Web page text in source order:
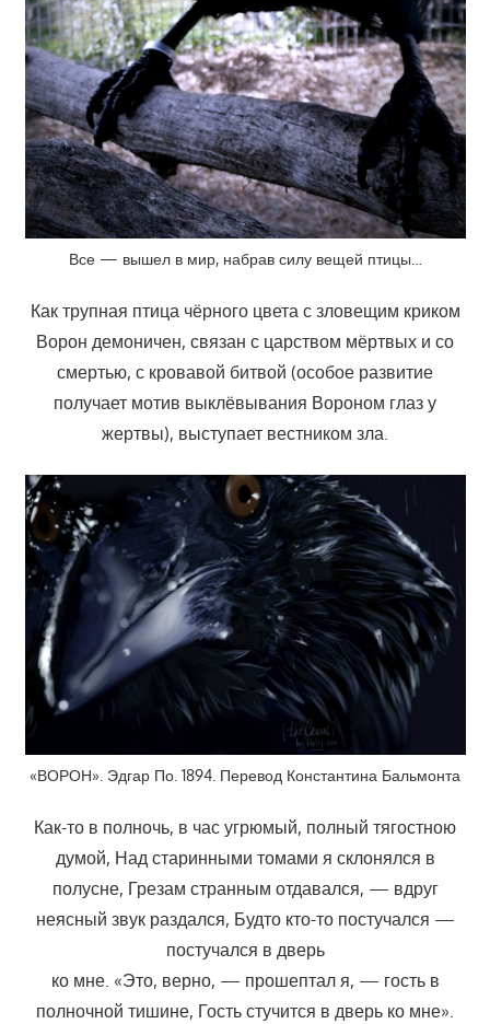
Все — вышел в мир, набрав силу вещей птицы…
Как трупная птица чёрного цвета с зловещим криком
Ворон демоничен, связан с царством мёртвых и со
смертью, с кровавой битвой (особое развитие
получает мотив выклёвывания Вороном глаз у
жертвы), выступает вестником зла.
«ВОРОН». Эдгар По. 1894. Перевод Константина Бальмонта
Как-то в полночь, в час угрюмый, полный тягостною
думой, Над старинными томами я склонялся в
полусне, Грезам странным отдавался, — вдруг
неясный звук раздался, Будто кто-то постучался —
постучался в дверь
ко мне. «Это, верно, — прошептал я, — гость в
полночной тишине, Гость стучится в дверь ко мне».